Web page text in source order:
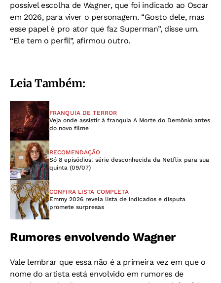
possível escolha de Wagner, que foi indicado ao Oscar
em 2026, para viver o personagem. “Gosto dele, mas
esse papel é pro ator que faz Superman”, disse um.
“Ele tem o perfil”, afirmou outro.
Leia Também:
FRANQUIA DE TERROR
Veja onde assistir à franquia A Morte do Demônio antes
do novo filme
RECOMENDAÇÃO
Só 8 episódios: série desconhecida da Netflix para sua
quinta (09/07)
CONFIRA LISTA COMPLETA
Emmy 2026 revela lista de indicados e disputa
promete surpresas
Rumores envolvendo Wagner
Vale lembrar que essa não é a primeira vez em que o
nome do artista está envolvido em rumores de